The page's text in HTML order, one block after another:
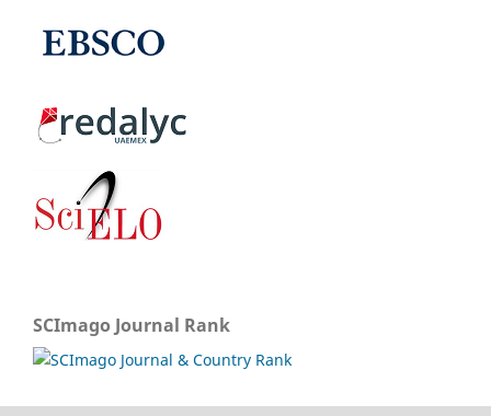
SCImago Journal Rank